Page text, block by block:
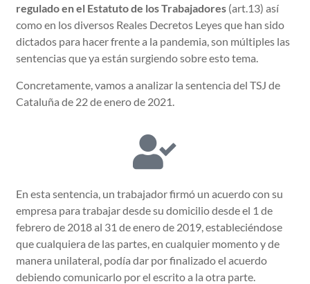
regulado en el Estatuto de los Trabajadores (art.13) así
como en los diversos Reales Decretos Leyes que han sido
dictados para hacer frente a la pandemia, son múltiples las
sentencias que ya están surgiendo sobre esto tema.
Concretamente, vamos a analizar la sentencia del TSJ de
Cataluña de 22 de enero de 2021.
En esta sentencia, un trabajador firmó un acuerdo con su
empresa para trabajar desde su domicilio desde el 1 de
febrero de 2018 al 31 de enero de 2019, estableciéndose
que cualquiera de las partes, en cualquier momento y de
manera unilateral, podía dar por finalizado el acuerdo
debiendo comunicarlo por el escrito a la otra parte.